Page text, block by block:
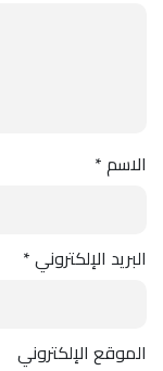
الاسم*
البريد الإلكتروني*
الموقع الإلكتروني